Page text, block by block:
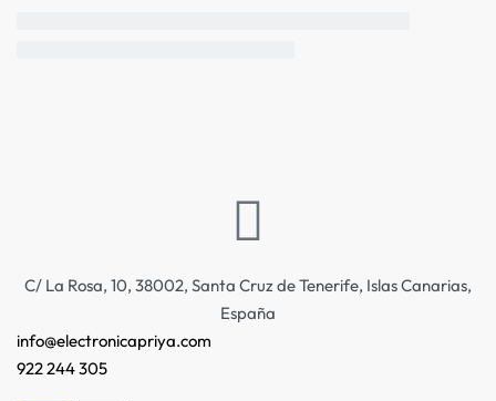
C/ La Rosa, 10, 38002, Santa Cruz de Tenerife, Islas Canarias,
España
info@electronicapriya.com
922 244 305